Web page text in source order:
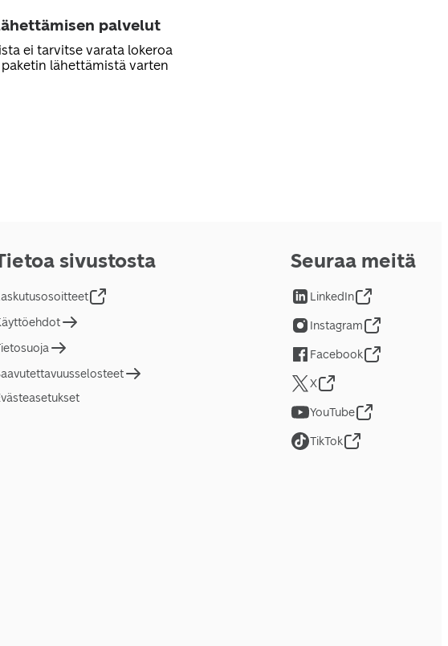
palvelut
ei tarvitse varata lokeroa
lähettämistä varten
sivustosta Seuraa meitä
LinkedIn
Instagram
Facebook
X
YouTube
TikTok